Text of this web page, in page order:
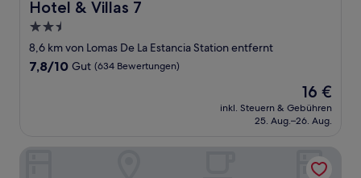
Hotel & Villas 7
Hotel & Villas 7
2.5-
Sterne-
Unterkunft
8,6 km von Lomas De La Estancia Station entfernt
7.8
7,8/10 Gut (634 Bewertungen)
Der
Preis
beträgt
16 €
inkl. Steuern & Gebühren
25. Aug.–26. Aug.